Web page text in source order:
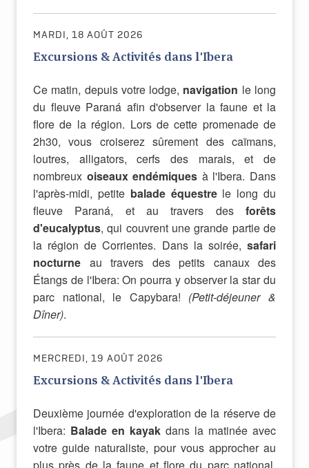
MARDI, 18 AOÛT 2026
Excursions & Activités dans l'Ibera
Ce matin, depuis votre lodge, navigation le long
du fleuve Paraná afin d'observer la faune et la
flore de la région. Lors de cette promenade de
2h30, vous croiserez sûrement des caïmans,
loutres, alligators, cerfs des marais, et de
nombreux oiseaux endémiques à l'Ibera. Dans
l'après-midi, petite balade équestrele long du
fleuve Paraná, et au travers des forêts
d'eucalyptus, qui couvrent une grande partie de
la région de Corrientes. Dans la soirée, safari
nocturne au travers des petits canaux des
Étangs de l'Ibera: On pourra y observer la star du
parc national, le Capybara! (Petit-déjeuner &
Dîner).
MERCREDI, 19 AOÛT 2026
Excursions & Activités dans l'Ibera
Deuxième journée d'exploration de la réserve de
l'Ibera: Balade en kayak dans la matinée avec
votre guide naturaliste, pour vous approcher au